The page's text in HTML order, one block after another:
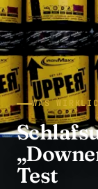
WAS
Test